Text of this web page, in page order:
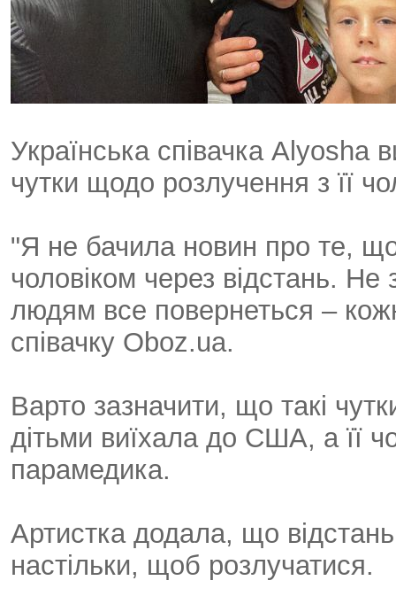
Українська співачка Alyosha
чутки щодо розлучення з її
"Я не бачила новин про те,
чоловіком через відстань.
людям все повернеться –
співачку Oboz.ua.
Варто зазначити, що такі
дітьми виїхала до США, а її
парамедика.
Артистка додала, що
настільки, щоб розлучатися.